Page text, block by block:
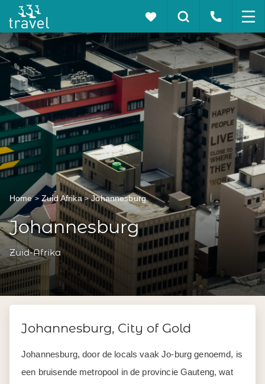
Home Zuid Afrika Johannesburg
Johannesburg
Zuid-Afrika
Johannesburg, City of Gold
Johannesburg, door de locals vaak Jo-burg genoemd, is
een bruisende metropool in de provincie Gauteng, wat